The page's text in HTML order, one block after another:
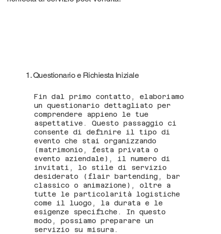
1. Questionario e Richiesta Iniziale
Fin dal primo contatto, elaboriamo
un questionario dettagliato per
comprendere appieno le tue
aspettative. Questo passaggio ci
consente di definire il tipo di
evento che stai organizzando
(matrimonio, festa privata o
evento aziendale), il numero di
invitati, lo stile di servizio
desiderato (flair bartending, bar
classico o animazione), oltre a
tutte le particolarità logistiche
come il luogo, la durata e le
esigenze specifiche. In questo
modo, possiamo preparare un
servizio su misura.